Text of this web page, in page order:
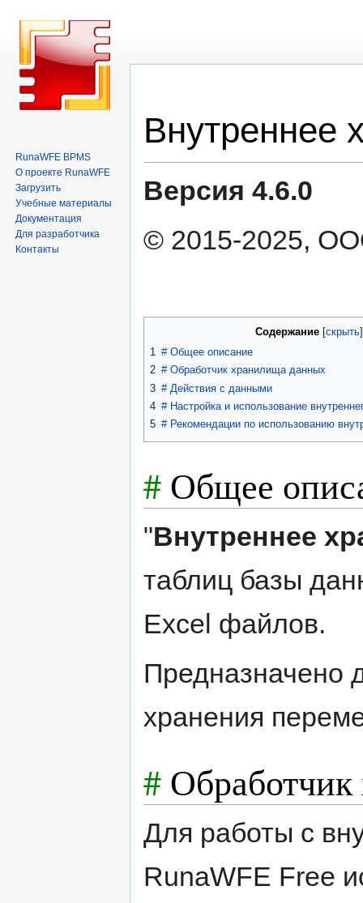
к
навигации
к
поиску
Внутреннее
Версия 4.6.0
© 2015-2025,
Содержание
1 # Общее описание
2 # Обработчик хранилища данных
3 # Действия с данными
4 # Настройка и использование
5 # Рекомендации по использованию
# Общее
"Внутреннее
таблиц базы
Excel файлов.
Предназначено
хранения
#
Для работы с
RunaWFE Free
RunaWFE BPMS
О проекте RunaWFE
Загрузить
Учебные материалы
Документация
Для разработчика
Контакты